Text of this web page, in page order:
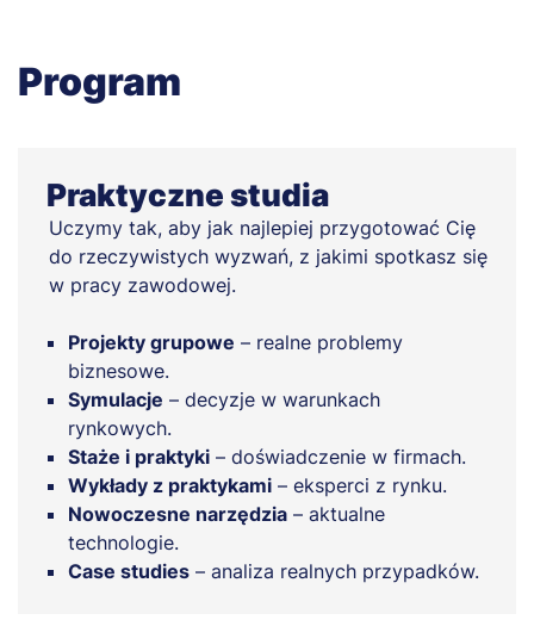
Program
Praktyczne studia
Uczymy tak, aby jak najlepiej przygotować Cię
do rzeczywistych wyzwań, z jakimi spotkasz się
w pracy zawodowej.
Projekty grupowe – realne problemy
biznesowe.
Symulacje – decyzje w warunkach
rynkowych.
Staże i praktyki – doświadczenie w firmach.
Wykłady z praktykami – eksperci z rynku.
Nowoczesne narzędzia – aktualne
technologie.
Case studies – analiza realnych przypadków.